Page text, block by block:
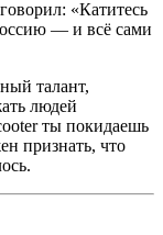
«Катитесь
— и всё сами
талант,
людей
ты покидаешь
признать, что